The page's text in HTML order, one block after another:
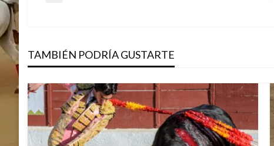
entradas
TAMBIÉN PODRÍA GUSTARTE